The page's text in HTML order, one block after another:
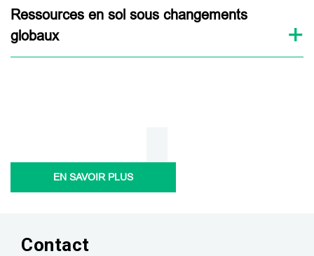
Ressources en sol sous changements
globaux
EN SAVOIR PLUS
Contact